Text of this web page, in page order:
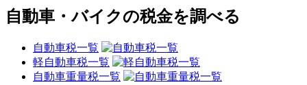
自動車・バイクの税金を調べる
自動車税一覧
軽自動車税一覧
自動車重量税一覧